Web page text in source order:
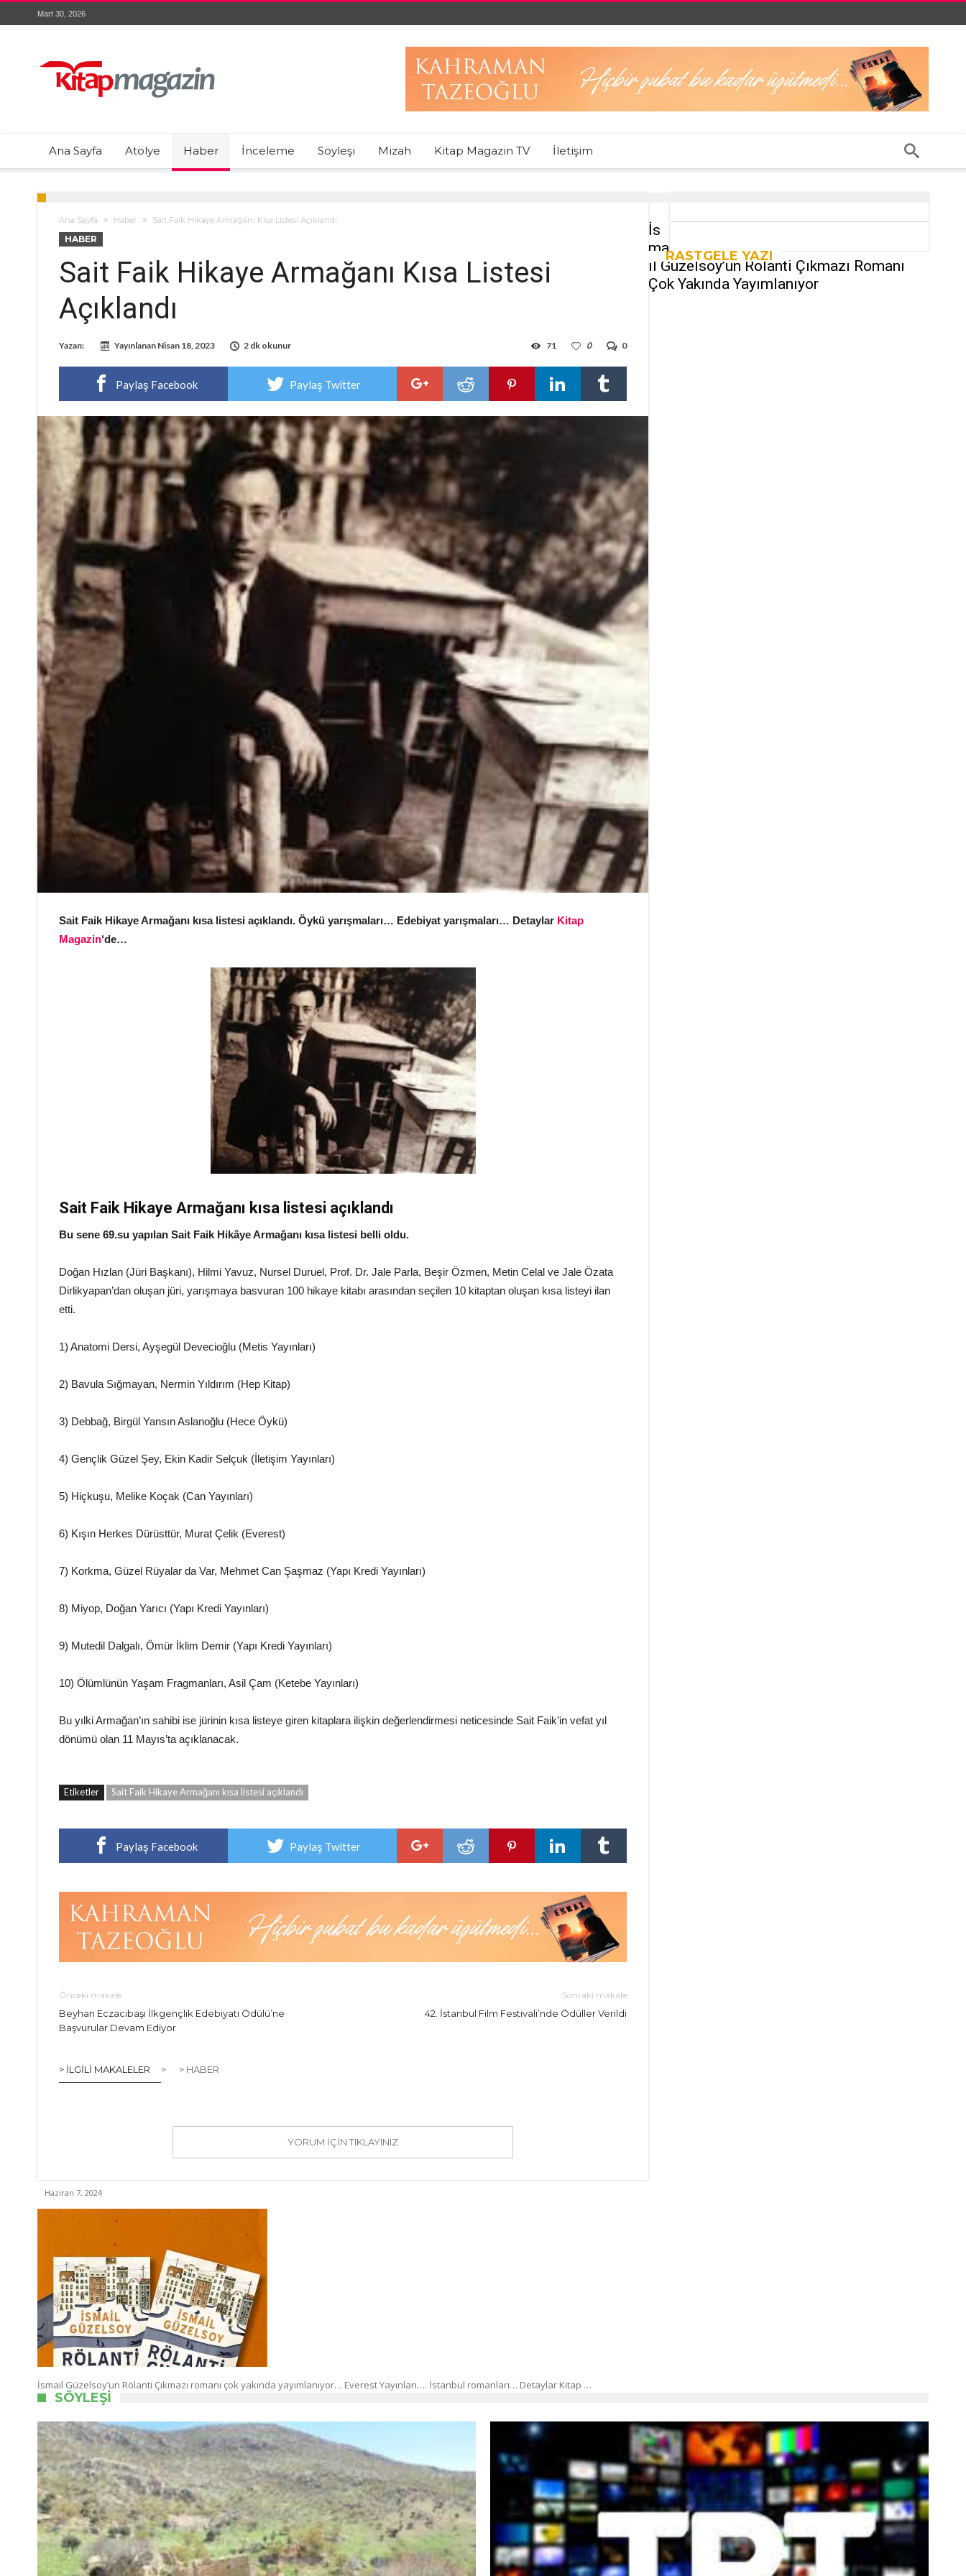
Mart 30, 2026
Ana Sayfa Atölye Haber İnceleme Söyleşi Mizah Kitap Magazin TV İletişim
Ana Sayfa Haber Sait Faik Hikaye Armağanı Kısa Listesi Açıklandı
HABER
Sait Faik Hikaye Armağanı Kısa Listesi
Açıklandı
Yazan: Yayınlanan Nisan 18, 2023 2 dk okunur 0
0
71
Paylaş Facebook Paylaş Twitter
Sait Faik Hikaye Armağanı kısa listesi açıklandı. Öykü yarışmaları… Edebiyat yarışmaları… Detaylar Kitap
Magazin‘de…
Sait Faik Hikaye Armağanı kısa listesi açıklandı
Bu sene 69.su yapılan Sait Faik Hikâye Armağanı kısa listesi belli oldu.
Doğan Hızlan (Jüri Başkanı), Hilmi Yavuz, Nursel Duruel, Prof. Dr. Jale Parla, Beşir Özmen, Metin Celal ve Jale Özata
Dirlikyapan’dan oluşan jüri, yarışmaya basvuran 100 hikaye kitabı arasından seçilen 10 kitaptan oluşan kısa listeyi ilan
etti.
1) Anatomi Dersi, Ayşegül Devecioğlu (Metis Yayınları)
2) Bavula Sığmayan, Nermin Yıldırım (Hep Kitap)
3) Debbağ, Birgül Yansın Aslanoğlu (Hece Öykü)
4) Gençlik Güzel Şey, Ekin Kadir Selçuk (İletişim Yayınları)
5) Hiçkuşu, Melike Koçak (Can Yayınları)
6) Kışın Herkes Dürüsttür, Murat Çelik (Everest)
7) Korkma, Güzel Rüyalar da Var, Mehmet Can Şaşmaz (Yapı Kredi Yayınları)
8) Miyop, Doğan Yarıcı (Yapı Kredi Yayınları)
9) Mutedil Dalgalı, Ömür İklim Demir (Yapı Kredi Yayınları)
10) Ölümlünün Yaşam Fragmanları, Asil Çam (Ketebe Yayınları)
Bu yılki Armağan’ın sahibi ise jürinin kısa listeye giren kitaplara ilişkin değerlendirmesi neticesinde Sait Faik’in vefat yıl
dönümü olan 11 Mayıs’ta açıklanacak.
Etiketler Sait Faik Hikaye Armağanı kısa listesi açıklandı
Paylaş Facebook Paylaş Twitter
Önceki makale
Beyhan Eczacıbaşı İlkgençlik Edebiyatı Ödülü’ne
Başvurular Devam Ediyor
Sonraki makale
42. İstanbul Film Festivali’nde Ödüller Verildi
> İLGILI MAKALELER > > HABER
YORUM IÇIN TIKLAYINIZ
RASTGELE YAZI
İs
ma
il Güzelsoy’un Rölanti Çıkmazı Romanı
Çok Yakında Yayımlanıyor
Haziran 7, 2024
İsmail Güzelsoy’un Rölanti Çıkmazı romanı çok yakında yayımlanıyor… Everest Yayınları…. İstanbul romanları… Detaylar Kitap …
SÖYLEŞI